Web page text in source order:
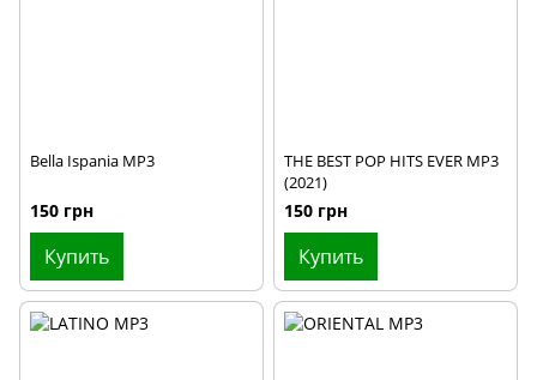
Bella Ispania MP3
150 грн
Купить
THE BEST POP HITS EVER MP3
(2021)
150 грн
Купить